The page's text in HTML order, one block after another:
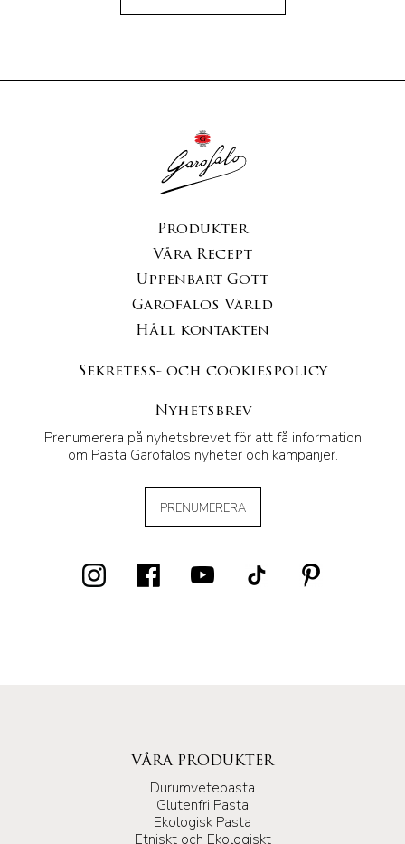
Produkter
Våra Recept
Uppenbart Gott
Garofalos Värld
Håll kontakten
Sekretess- och cookiespolicy
Nyhetsbrev
Prenumerera på nyhetsbrevet för att få information
om Pasta Garofalos nyheter och kampanjer.
PRENUMERERA
VÅRA PRODUKTER
Durumvetepasta
Glutenfri Pasta
Ekologisk Pasta
Etniskt och Ekologiskt